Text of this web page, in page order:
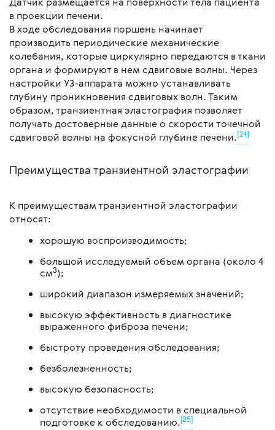
в проекции печени.
В ходе обследования поршень начинает
производить периодические механические
колебания, которые циркулярно передаются в ткани
органа и формируют в нем сдвиговые волны. Через
настройки УЗ-аппарата можно устанавливать
глубину проникновения сдвиговых волн. Таким
образом, транзиентная эластография позволяет
получать достоверные данные о скорости точечной
сдвиговой волны на фокусной глубине печени.[24]
Преимущества транзиентной эластографии
К преимуществам транзиентной эластографии
относят:
хорошую воспроизводимость;
большой исследуемый объем органа (около 4
см3);
широкий диапазон измеряемых значений;
высокую эффективность в диагностике
выраженного фиброза печени;
быстроту проведения обследования;
безболезненность;
высокую безопасность;
отсутствие необходимости в специальной
подготовке к обследованию.[25]